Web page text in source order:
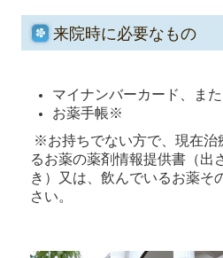
来院時に必要なもの
マイナンバーカード、ま
お薬手帳※
※お持ちでない方で、現在治
るお薬の薬剤情報提供書（出
き）又は、飲んでいるお薬そ
さい。